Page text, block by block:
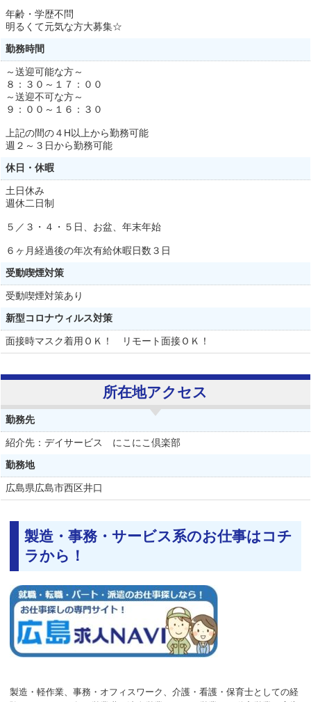
年齢・学歴不問
明るくて元気な方大募集☆
勤務時間
～送迎可能な方～
８：３０～１７：００
～送迎不可な方～
９：００～１６：３０
上記の間の４H以上から勤務可能
週２～３日から勤務可能
休日・休暇
土日休み
週休二日制
５／３・４・５日、お盆、年末年始
６ヶ月経過後の年次有給休暇日数３日
受動喫煙対策
受動喫煙対策あり
新型コロナウィルス対策
面接時マスク着用ＯＫ！ リモート面接ＯＫ！
所在地アクセス
勤務先
紹介先：デイサービス にこにこ倶楽部
勤務地
広島県広島市西区井口
製造・事務・サービス系のお仕事はコチ
ラから！
製造・軽作業、事務・オフィスワーク、介護・看護・保育士としての経